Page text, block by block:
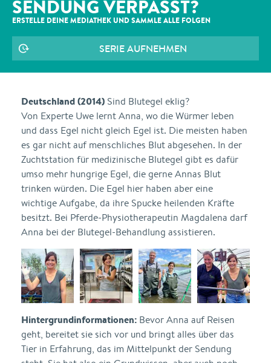
SENDUNG VERPASST?
ERSTELLE DEINE MEDIATHEK UND SAMMLE ALLE FOLGEN
SERIE AUFNEHMEN
Deutschland (2014) Sind Blutegel eklig?
Von Experte Uwe lernt Anna, wo die Würmer leben
und dass Egel nicht gleich Egel ist. Die meisten haben
es gar nicht auf menschliches Blut abgesehen. In der
Zuchtstation für medizinische Blutegel gibt es dafür
umso mehr hungrige Egel, die gerne Annas Blut
trinken würden. Die Egel hier haben aber eine
wichtige Aufgabe, da ihre Spucke heilenden Kräfte
besitzt. Bei Pferde-Physiotherapeutin Magdalena darf
Anna bei der Blutegel-Behandlung assistieren.
Hintergrundinformationen: Bevor Anna auf Reisen
geht, bereitet sie sich vor und bringt alles über das
Tier in Erfahrung, das im Mittelpunkt der Sendung